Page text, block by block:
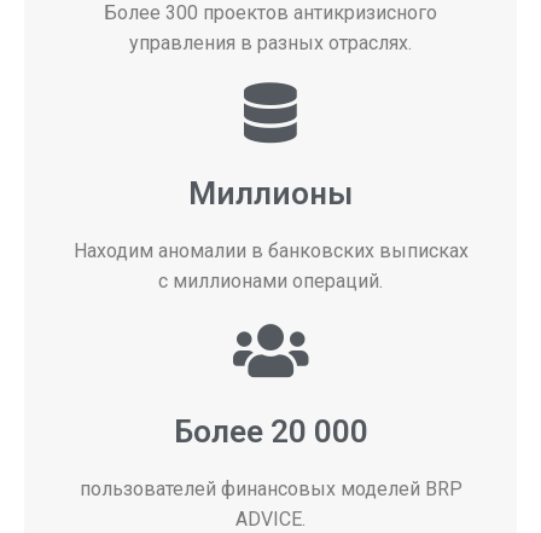
Более 300 проектов антикризисного
управления в разных отраслях.
Миллионы
Находим аномалии в банковских выписках
с миллионами операций.
Более 20 000
пользователей финансовых моделей BRP
ADVICE.